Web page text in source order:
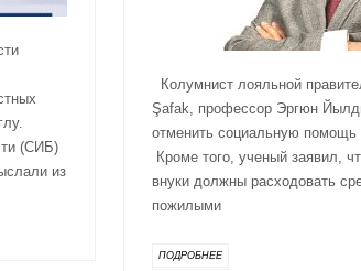
(СИБ)
из
Колумнист лояльной
Şafak, профессор Эргюн
отменить социальную помощь
Кроме того, ученый заявил,
внуки должны расходовать
пожилыми
ПОДРОБНЕЕ